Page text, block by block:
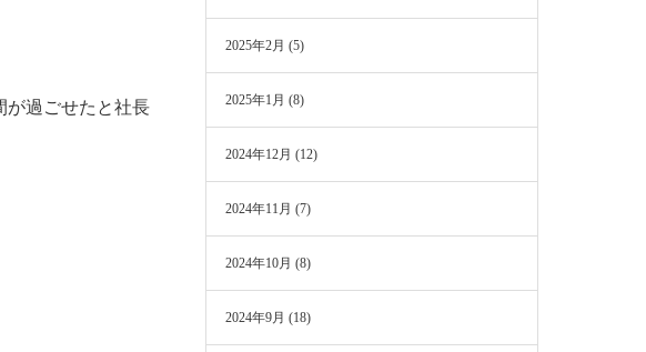
が過ごせたと社長
2025年2月 (5)
2025年1月 (8)
2024年12月 (12)
2024年11月 (7)
2024年10月 (8)
2024年9月 (18)